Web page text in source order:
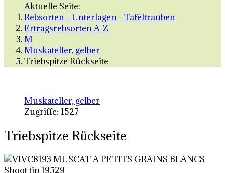
Aktuelle Seite:
Rebsorten - Unterlagen - Tafeltrauben
Ertragsrebsorten A-Z
M
Muskateller, gelber
Triebspitze Rückseite
Muskateller, gelber
Zugriffe: 1527
Triebspitze Rückseite